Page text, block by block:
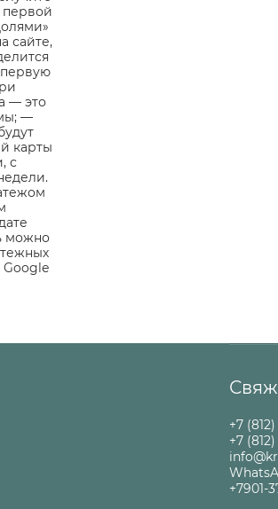
первой
сайте,
— это
—
карты
с
можно
Google
+7
+7
+7901-